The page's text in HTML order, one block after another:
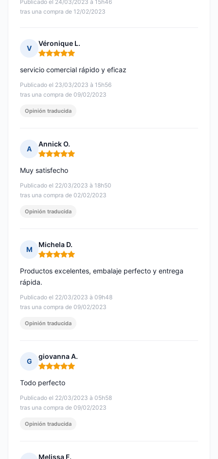
Publicado el 24/03/2023 à 15h46
tras una compra de 12/02/2023
V
Véronique L.
Nota: 5 de 5
Publicado el 23/03/2023 à 15h56
tras una compra de 09/02/2023
servicio comercial rápido y eficaz
Opinión traducida
A
Annick O.
Nota: 5 de 5
Publicado el 22/03/2023 à 18h50
tras una compra de 02/02/2023
Muy satisfecho
Opinión traducida
M
Michela D.
Nota: 5 de 5
Publicado el 22/03/2023 à 09h48
tras una compra de 09/02/2023
Productos excelentes, embalaje perfecto y entrega
rápida.
Opinión traducida
G
giovanna A.
Nota: 5 de 5
Publicado el 22/03/2023 à 05h58
tras una compra de 09/02/2023
Todo perfecto
Opinión traducida
Melissa F.